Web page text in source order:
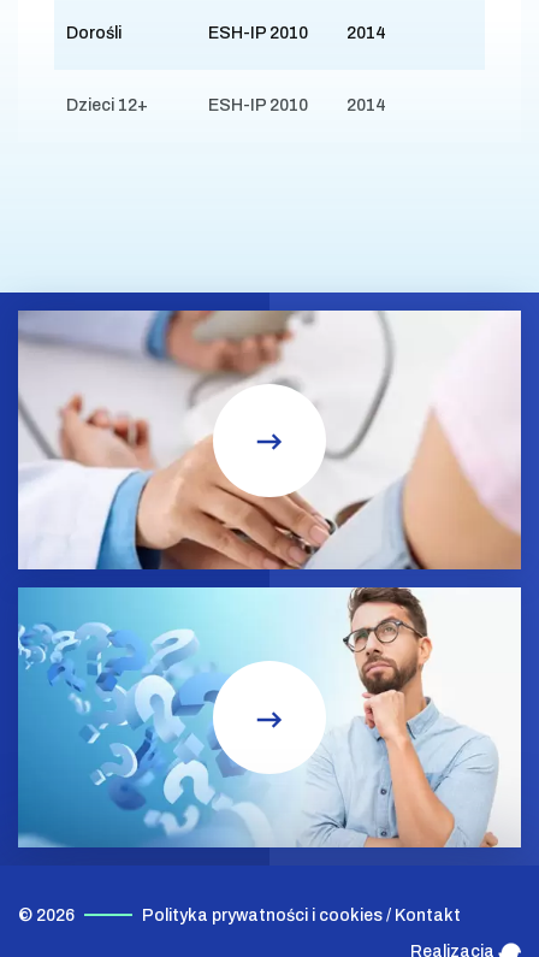
Dorośli ESH-IP 2010 2014
Dzieci 12+ ESH-IP 2010 2014
© 2026 Polityka prywatności i cookies / Kontakt
Realizacja